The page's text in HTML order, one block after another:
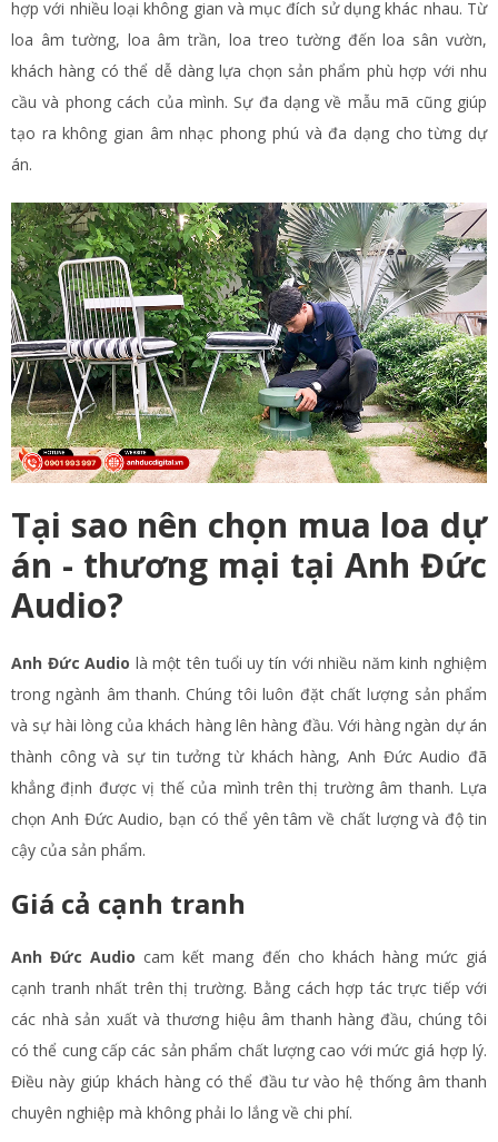
hợp với nhiều loại không gian và mục đích sử dụng khác nhau. Từ
loa âm tường, loa âm trần, loa treo tường đến loa sân vườn,
khách hàng có thể dễ dàng lựa chọn sản phẩm phù hợp với nhu
cầu và phong cách của mình. Sự đa dạng về mẫu mã cũng giúp
tạo ra không gian âm nhạc phong phú và đa dạng cho từng dự
án.
Tại sao nên chọn mua loa dự
án - thương mại tại Anh Đức
Audio?
Anh Đức Audio là một tên tuổi uy tín với nhiều năm kinh nghiệm
trong ngành âm thanh. Chúng tôi luôn đặt chất lượng sản phẩm
và sự hài lòng của khách hàng lên hàng đầu. Với hàng ngàn dự án
thành công và sự tin tưởng từ khách hàng, Anh Đức Audio đã
khẳng định được vị thế của mình trên thị trường âm thanh. Lựa
chọn Anh Đức Audio, bạn có thể yên tâm về chất lượng và độ tin
cậy của sản phẩm.
Giá cả cạnh tranh
Anh Đức Audio cam kết mang đến cho khách hàng mức giá
cạnh tranh nhất trên thị trường. Bằng cách hợp tác trực tiếp với
các nhà sản xuất và thương hiệu âm thanh hàng đầu, chúng tôi
có thể cung cấp các sản phẩm chất lượng cao với mức giá hợp lý.
Điều này giúp khách hàng có thể đầu tư vào hệ thống âm thanh
chuyên nghiệp mà không phải lo lắng về chi phí.